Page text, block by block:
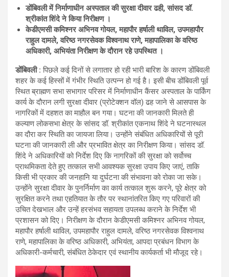
डोंबिवली में निर्माणाधीन अस्पताल की सुरक्षा दीवार ढही, सांसद डॉ.
श्रीकांत शिंदे ने किया निरीक्षण ।
केडीएमसी कमिश्नर अभिनव गोयल, महापौर हर्षाली थाविल, उपमहापौर
राहुल दामले, वरिष्ठ नगरसेवक विश्वनाथ राणे, महापालिका के वरिष्ठ
अधिकारी, अभियंता निरीक्षण के दौरान रहे उपस्थित ।
डोंबिवली : पिछले कई दिनों से लगातार हो रही भारी बारिश के कारण डोंबिवली
शहर के कई हिस्सों में गंभीर स्थिति उत्पन्न हो गई है। इसी बीच डोंबिवली पूर्व
स्थित ब्राह्मण सभा सभागार परिसर में निर्माणाधीन कैंसर अस्पताल के पार्किंग
कार्य के दौरान लगी सुरक्षा दीवार (प्रोटेक्शन वॉल) ढह जाने से आसपास के
नागरिकों में दहशत का माहौल बन गया। घटना की जानकारी मिलते ही
कल्याण लोकसभा क्षेत्र के सांसद डॉ. श्रीकांत एकनाथ शिंदे ने घटनास्थल
का दौरा कर स्थिति का जायजा लिया। उन्होंने संबंधित अधिकारियों से पूरी
घटना की जानकारी ली और प्रभावित क्षेत्र का निरीक्षण किया। सांसद डॉ.
शिंदे ने अधिकारियों को निर्देश दिए कि नागरिकों की सुरक्षा को सर्वोच्च
प्राथमिकता देते हुए तत्काल सभी आवश्यक सुरक्षा उपाय किए जाएं, ताकि
किसी भी प्रकार की जनहानि या दुर्घटना की संभावना को रोका जा सके।
उन्होंने सुरक्षा दीवार के पुनर्निर्माण का कार्य तत्काल शुरू करने, पूरे क्षेत्र को
सुरक्षित करने तथा एहतियात के तौर पर स्थानांतरित किए गए परिवारों की
उचित देखभाल और उन्हें हरसंभव सहायता उपलब्ध कराने के निर्देश भी
प्रशासन को दिए। निरीक्षण के दौरान केडीएमसी कमिश्नर अभिनव गोयल,
महापौर हर्षाली थाविल, उपमहापौर राहुल दामले, वरिष्ठ नगरसेवक विश्वनाथ
राणे, महापालिका के वरिष्ठ अधिकारी, अभियंता, आपदा प्रबंधन विभाग के
अधिकारी-कर्मचारी, संबंधित ठेकेदार एवं स्थानीय कार्यकर्ता भी मौजूद रहे।